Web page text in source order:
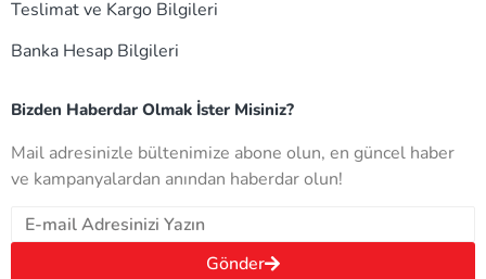
Teslimat ve Kargo Bilgileri
Banka Hesap Bilgileri
Bizden Haberdar Olmak İster Misiniz?
Mail adresinizle bültenimize abone olun, en güncel haber
ve kampanyalardan anından haberdar olun!
Gönder